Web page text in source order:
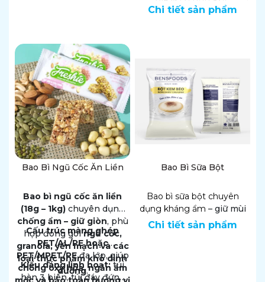
giữ hương vị lâu dài và
Chi tiết sản phẩm
Bao Bì Ngũ Cốc Ăn Liền
Bao bì ngũ cốc ăn liền
(18g – 1kg) chuyên dụng
chống ẩm – giữ giòn, phù
hợp đóng góingũ cốc,
granola, yến mạch và các
loại thực phẩm khô dinh
dưỡng.
Cấu trúc màng ghép
PET/AL/PE hoặc
PET/MPET/PEđa lớp, giúp
chống oxy hóa, ngăn ẩm
Kiểu dáng linh hoạt:túi
hàn 3 biên, túi đáy đứng
Bao Bì Sữa Bột
Bao bì sữa bột chuyên
dụng kháng ẩm – giữ mùi
tuyệt đối, phù hợp đóng
gói sữa bột trẻ em, bột
Chi tiết sản phẩm